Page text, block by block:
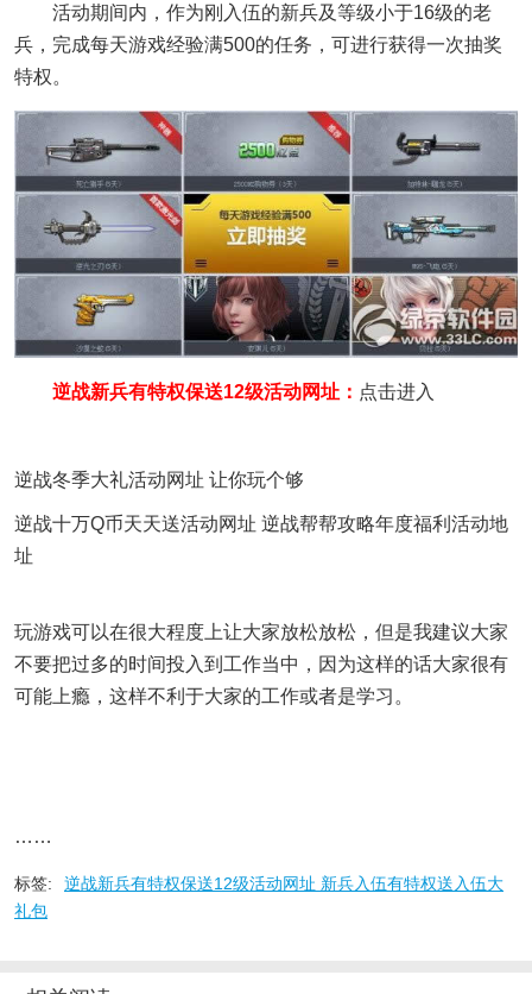
活动期间内，作为刚入伍的新兵及等级小于16级的老
兵，完成每天游戏经验满500的任务，可进行获得一次抽奖
特权。
逆战新兵有特权保送12级活动网址： 点击进入
逆战冬季大礼活动网址 让你玩个够
逆战十万Q币天天送活动网址 逆战帮帮攻略年度福利活动地
址
玩游戏可以在很大程度上让大家放松放松，但是我建议大家
不要把过多的时间投入到工作当中，因为这样的话大家很有
可能上瘾，这样不利于大家的工作或者是学习。
……
标签:
逆战新兵有特权保送12级活动网址 新兵入伍有特权送入伍大
礼包